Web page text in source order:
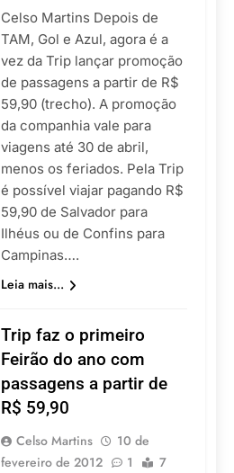
Celso Martins Depois de
TAM, Gol e Azul, agora é a
vez da Trip lançar promoção
de passagens a partir de R$
59,90 (trecho). A promoção
da companhia vale para
viagens até 30 de abril,
menos os feriados. Pela Trip
é possível viajar pagando R$
59,90 de Salvador para
Ilhéus ou de Confins para
Campinas….
Leia mais...
Trip faz o primeiro
Feirão do ano com
passagens a partir de
R$ 59,90
Celso Martins
10 de
fevereiro de 2012
1
7